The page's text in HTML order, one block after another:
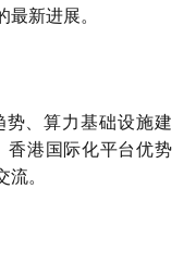
新进展。
、算力基础设施建
香港国际化平台优势
。